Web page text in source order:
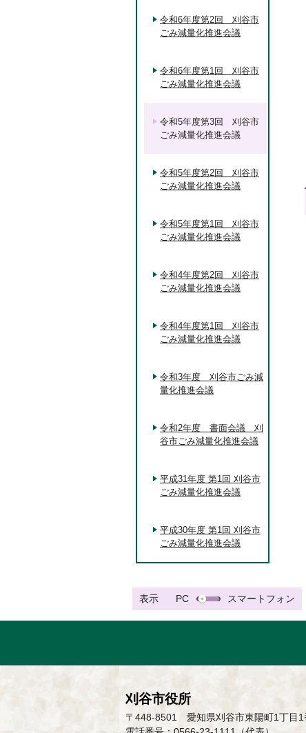
令和6年度第2回 刈谷市
ごみ減量化推進会議
令和6年度第1回 刈谷市
ごみ減量化推進会議
令和5年度第3回 刈谷市
ごみ減量化推進会議
令和5年度第2回 刈谷市
ごみ減量化推進会議
令和5年度第1回 刈谷市
ごみ減量化推進会議
令和4年度第2回 刈谷市
ごみ減量化推進会議
令和4年度第1回 刈谷市
ごみ減量化推進会議
令和3年度 刈谷市ごみ減
量化推進会議
令和2年度 書面会議 刈
谷市ごみ減量化推進会議
平成31年度 第1回 刈谷市
ごみ減量化推進会議
平成30年度 第1回 刈谷市
ごみ減量化推進会議
表示 PC スマートフォン
刈谷市役所
〒448-8501 愛知県刈谷市東陽町1丁目1